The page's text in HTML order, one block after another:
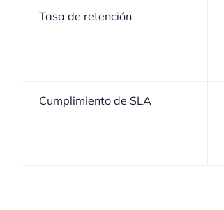
Tasa de retención
Cumplimiento de SLA